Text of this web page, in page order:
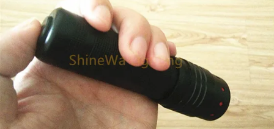
AFFAIRES
PLAN
DU
SITE